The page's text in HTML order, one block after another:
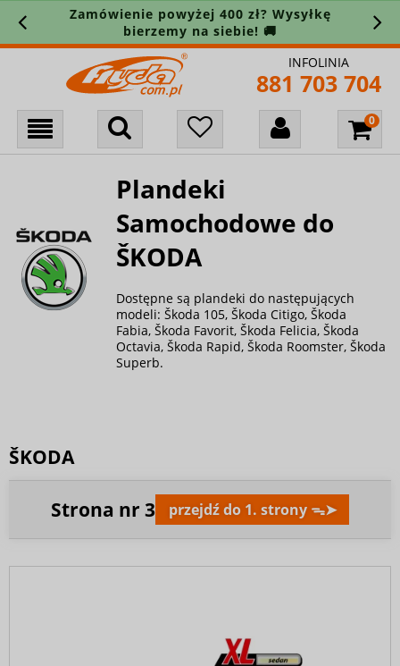
Zamówienie powyżej 400 zł? Wysyłkę
bierzemy na siebie! 🚚
INFOLINIA
881 703 704
Plandeki
Samochodowe do
ŠKODA
Dostępne są plandeki do następujących
modeli: Škoda 105, Škoda Citigo, Škoda
Fabia, Škoda Favorit, Škoda Felicia, Škoda
Octavia, Škoda Rapid, Škoda Roomster, Škoda
Superb.
ŠKODA
Strona nr 3 przejdź do 1. strony ᯓ➤